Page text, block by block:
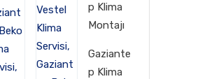
p Klima
Montajı
Gaziante
p Klima